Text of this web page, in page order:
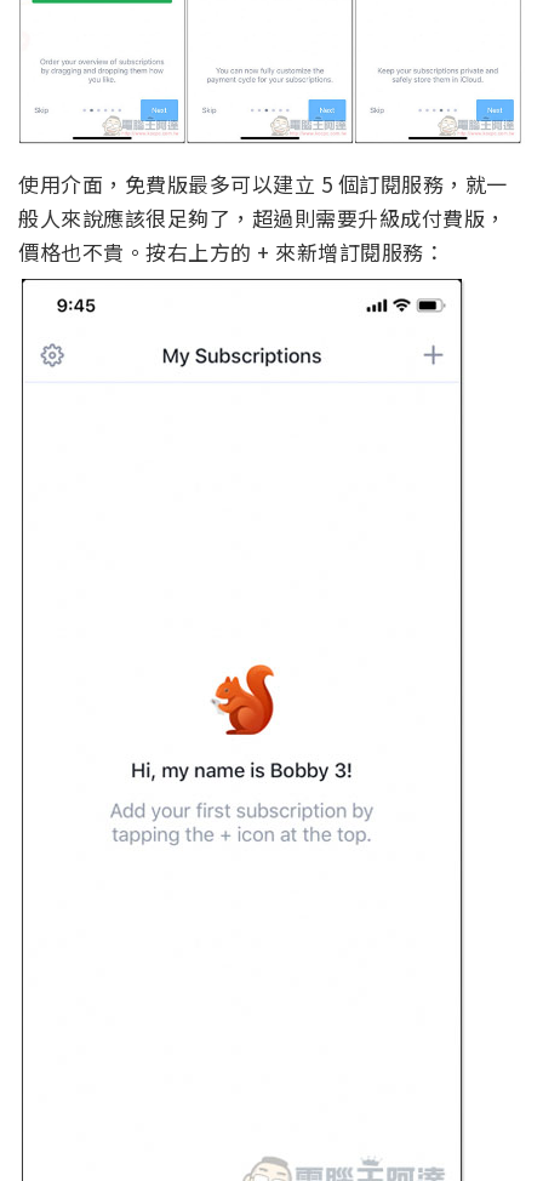
使用介面，免費版最多可以建立 5 個訂閱服務，就一
般人來說應該很足夠了，超過則需要升級成付費版，
價格也不貴。按右上方的 + 來新增訂閱服務：